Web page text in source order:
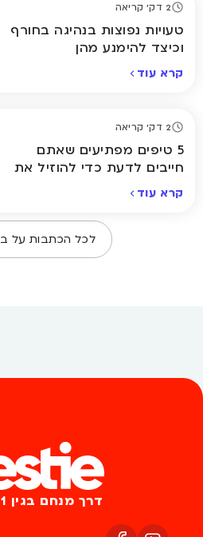
2 דק' קריאה
טעויות נפוצות בנהיגה בחורף
וכיצד להימנע מהן
קרא עוד
2 דק' קריאה
5 טיפים מפתיעים שאתם
חייבים לדעת כדי להוזיל את
קרא עוד
לכל הכתבות על
דרך מנחם בגין 11 רמת גן